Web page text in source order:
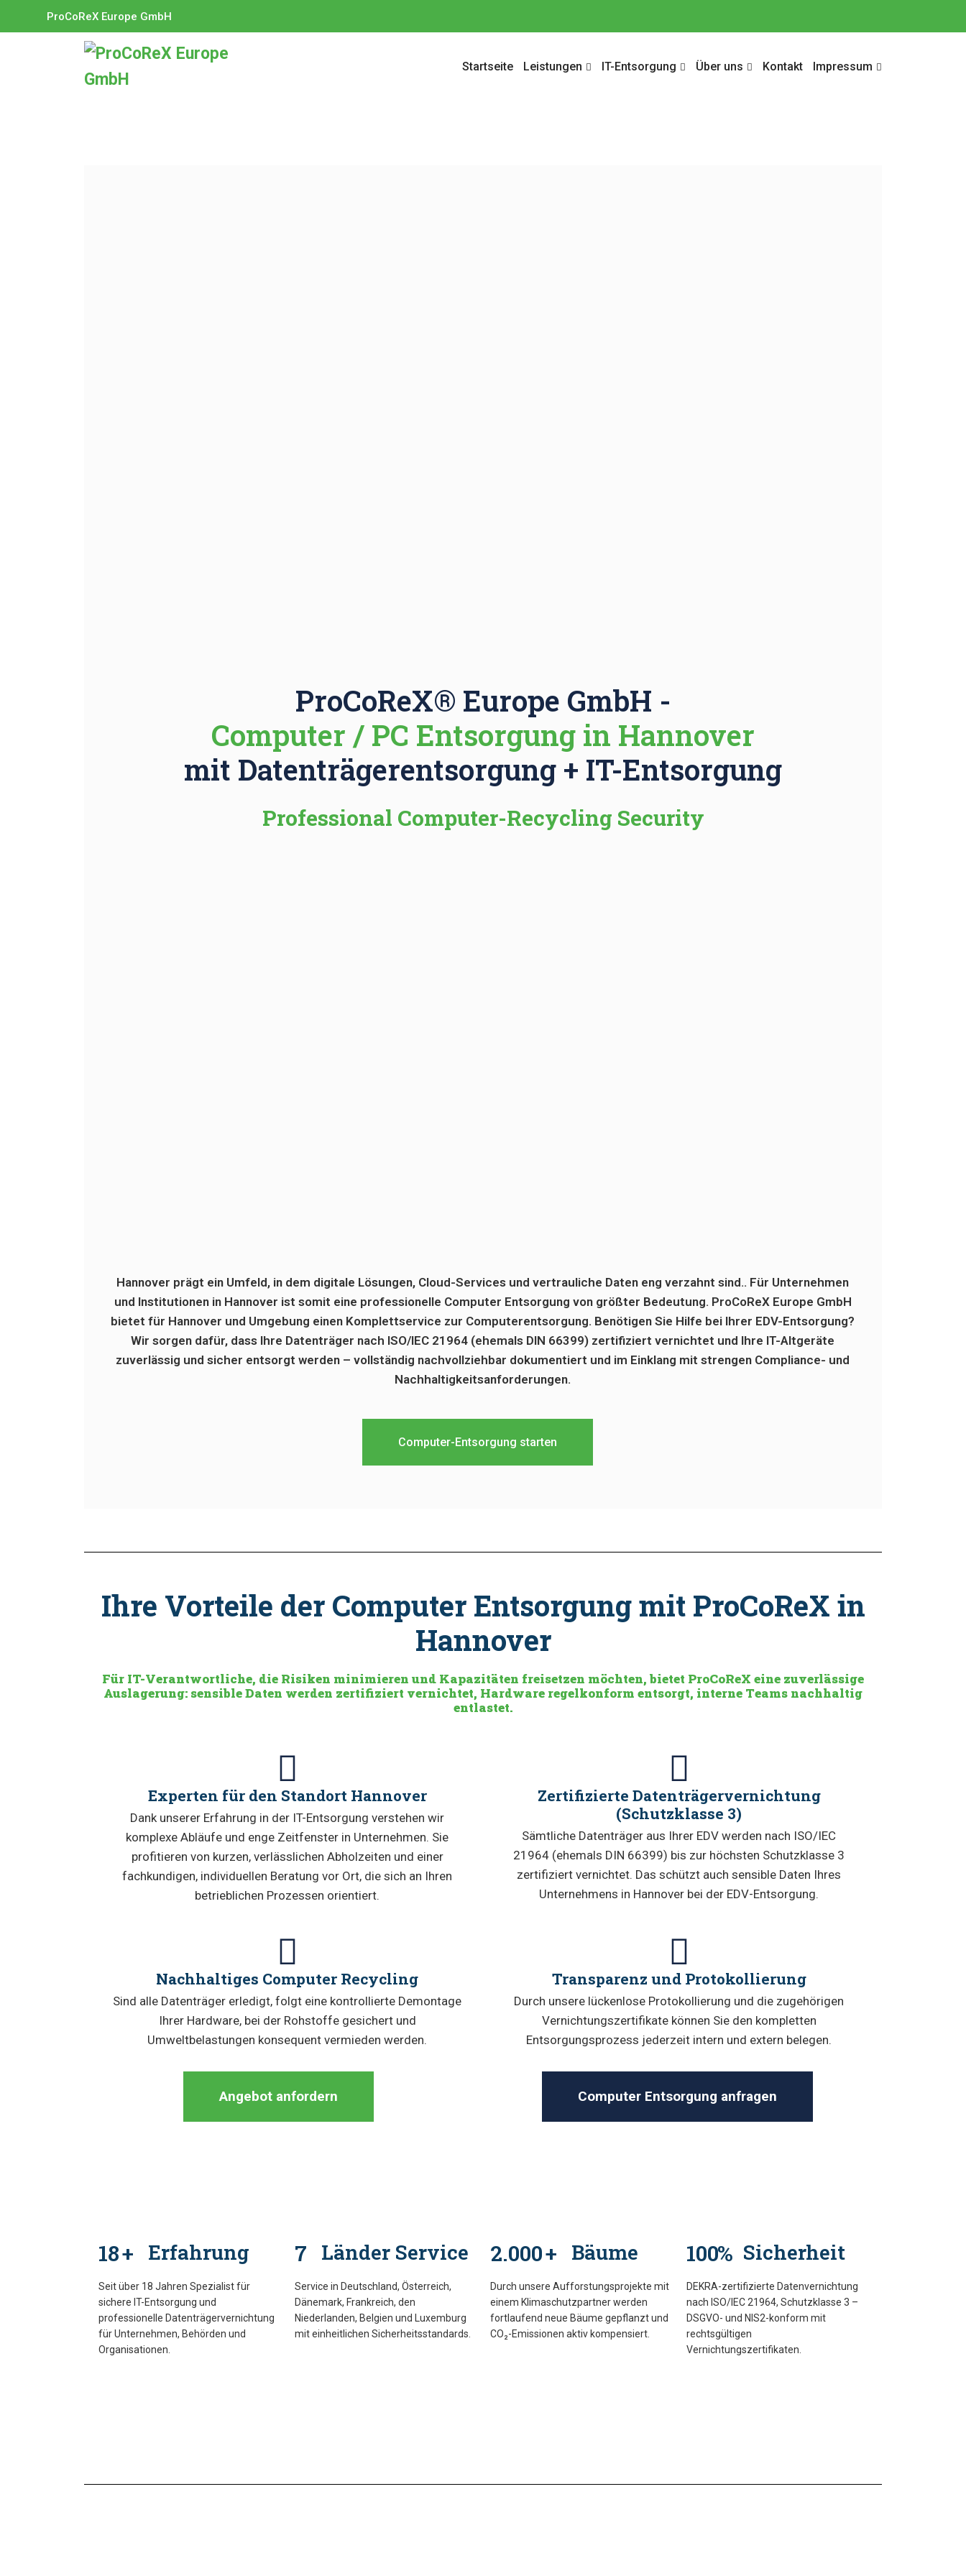
ProCoReX Europe GmbH
Startseite Leistungen IT-Entsorgung Über uns Kontakt Impressum
ProCoReX® Europe GmbH -
Computer / PC Entsorgung in Hannover
mit Datenträgerentsorgung + IT-Entsorgung
Professional Computer-Recycling Security
Hannover prägt ein Umfeld, in dem digitale Lösungen, Cloud-Services und vertrauliche Daten eng verzahnt sind.. Für Unternehmen
und Institutionen in Hannover ist somit eine professionelle Computer Entsorgung von größter Bedeutung. ProCoReX Europe GmbH
bietet für Hannover und Umgebung einen Komplettservice zur Computerentsorgung. Benötigen Sie Hilfe bei Ihrer EDV-Entsorgung?
Wir sorgen dafür, dass Ihre Datenträger nach ISO/IEC 21964 (ehemals DIN 66399) zertifiziert vernichtet und Ihre IT-Altgeräte
zuverlässig und sicher entsorgt werden – vollständig nachvollziehbar dokumentiert und im Einklang mit strengen Compliance- und
Nachhaltigkeitsanforderungen.
Computer-Entsorgung starten
Ihre Vorteile der Computer Entsorgung mit ProCoReX in
Hannover
Für IT-Verantwortliche, die Risiken minimieren und Kapazitäten freisetzen möchten, bietet ProCoReX eine zuverlässige
Auslagerung: sensible Daten werden zertifiziert vernichtet, Hardware regelkonform entsorgt, interne Teams nachhaltig
entlastet.
Experten für den Standort Hannover
Dank unserer Erfahrung in der IT-Entsorgung verstehen wir
komplexe Abläufe und enge Zeitfenster in Unternehmen. Sie
profitieren von kurzen, verlässlichen Abholzeiten und einer
fachkundigen, individuellen Beratung vor Ort, die sich an Ihren
betrieblichen Prozessen orientiert.
Zertifizierte Datenträgervernichtung
(Schutzklasse 3)
Sämtliche Datenträger aus Ihrer EDV werden nach ISO/IEC
21964 (ehemals DIN 66399) bis zur höchsten Schutzklasse 3
zertifiziert vernichtet. Das schützt auch sensible Daten Ihres
Unternehmens in Hannover bei der EDV-Entsorgung.
Nachhaltiges Computer Recycling
Sind alle Datenträger erledigt, folgt eine kontrollierte Demontage
Ihrer Hardware, bei der Rohstoffe gesichert und
Umweltbelastungen konsequent vermieden werden.
Transparenz und Protokollierung
Durch unsere lückenlose Protokollierung und die zugehörigen
Vernichtungszertifikate können Sie den kompletten
Entsorgungsprozess jederzeit intern und extern belegen.
Angebot anfordern Computer Entsorgung anfragen
18+ Erfahrung
Seit über 18 Jahren Spezialist für
sichere IT-Entsorgung und
professionelle Datenträgervernichtung
für Unternehmen, Behörden und
Organisationen.
7 Länder Service
Service in Deutschland, Österreich,
Dänemark, Frankreich, den
Niederlanden, Belgien und Luxemburg
mit einheitlichen Sicherheitsstandards.
2.000+ Bäume
Durch unsere Aufforstungsprojekte mit
einem Klimaschutzpartner werden
fortlaufend neue Bäume gepflanzt und
CO₂-Emissionen aktiv kompensiert.
100% Sicherheit
DEKRA-zertifizierte Datenvernichtung
nach ISO/IEC 21964, Schutzklasse 3 –
DSGVO- und NIS2-konform mit
rechtsgültigen
Vernichtungszertifikaten.